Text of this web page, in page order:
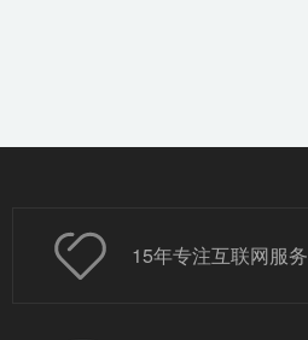
15年专注互联网服务